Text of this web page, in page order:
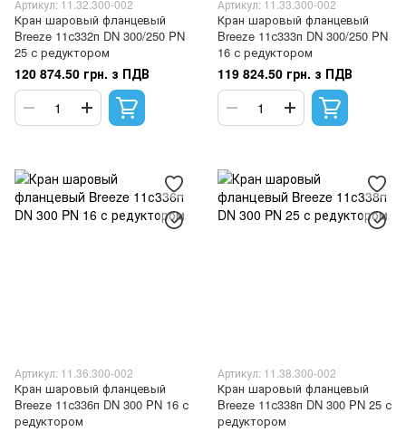
Артикул: 11.32.300-002
Кран шаровый фланцевый
Breeze 11с332п DN 300/250 PN
25 с редуктором
120 874.50 грн. з ПДВ
Артикул: 11.33.300-002
Кран шаровый фланцевый
Breeze 11с333п DN 300/250 PN
16 с редуктором
119 824.50 грн. з ПДВ
Артикул: 11.36.300-002
Кран шаровый фланцевый
Breeze 11с336п DN 300 PN 16 с
редуктором
Артикул: 11.38.300-002
Кран шаровый фланцевый
Breeze 11с338п DN 300 PN 25 с
редуктором